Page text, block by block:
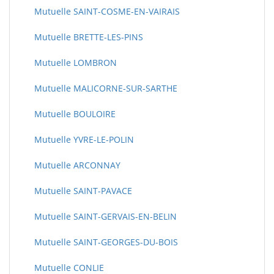
Mutuelle SAINT-COSME-EN-VAIRAIS
Mutuelle BRETTE-LES-PINS
Mutuelle LOMBRON
Mutuelle MALICORNE-SUR-SARTHE
Mutuelle BOULOIRE
Mutuelle YVRE-LE-POLIN
Mutuelle ARCONNAY
Mutuelle SAINT-PAVACE
Mutuelle SAINT-GERVAIS-EN-BELIN
Mutuelle SAINT-GEORGES-DU-BOIS
Mutuelle CONLIE